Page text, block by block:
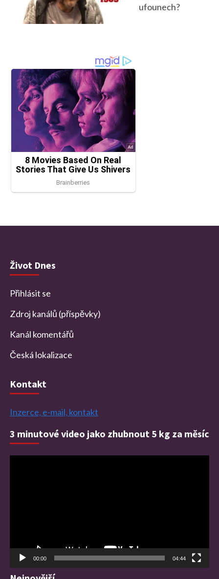
ufounech?
Život Dnes
Přihlásit se
Zdroj kanálů (příspěvky)
Kanál komentářů
Česká lokalizace
Kontakt
Inzerce, e-mail, kontakt
3 minutové video jako zhubnout 5 kg za měsíc
00:00 04:44